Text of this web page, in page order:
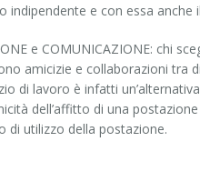
indipendente e con essa anche
e COMUNICAZIONE: chi
amicizie e collaborazioni tra
di lavoro è infatti
dell’affitto di una
di utilizzo della postazione.